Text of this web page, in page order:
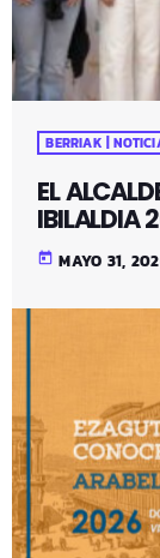
BERRIAK |
EL
IBILALDIA
today MAYO 31,